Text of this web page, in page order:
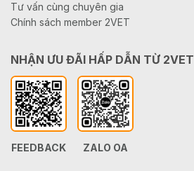
Tư vấn cùng chuyên gia
Chính sách member 2VET
NHẬN ƯU ĐÃI HẤP DẪN TỪ 2VET
FEEDBACK ZALO OA